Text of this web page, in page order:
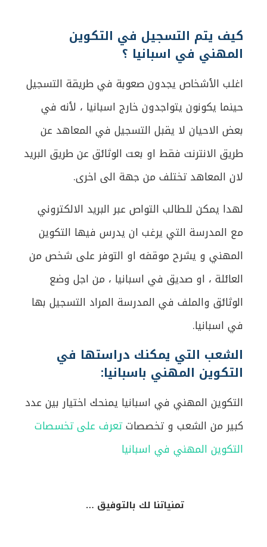
كيف يتم التسجيل في التكوين
المهني في اسبانيا ؟
اغلب الأشخاص يجدون صعوبة في طريقة التسجيل
حينما يكونون يتواجدون خارج اسبانيا ، لأنه في
بعض الاحيان لا يقبل التسجيل في المعاهد عن
طريق الانترنت فقط او بعت الوثائق عن طريق البريد
لان المعاهد تختلف من جهة الى اخرى.
لهدا يمكن للطالب التواص عبر البريد الالكتروني
مع المدرسة التي يرغب ان يدرس فيها التكوين
المهني و يشرح موقفه او التوفر على شخص من
العائلة ، او صديق في اسبانيا ، من اجل وضع
الوثائق والملف في المدرسة المراد التسجيل بها
في اسبانيا.
الشعب التي يمكنك دراستها في
التكوين المهني باسبانيا:
التكوين المهني في اسبانيا يمنحك اختيار بين عدد
كبير من الشعب و تخصصاتتعرف على تخسصات
التكوين المهني في اسبانيا
تمنياتنا لك بالتوفيق …